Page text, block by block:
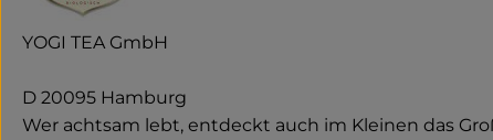
YOGI TEA GmbH
D 20095 Hamburg
Wer achtsam lebt, entdeckt auch im Kleinen das